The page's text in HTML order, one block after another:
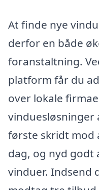
At finde nye
derfor en både
foranstaltning.
platform får du
over lokale
vinduesløsninger
første skridt mod
dag, og nyd godt
vinduer. Indsend